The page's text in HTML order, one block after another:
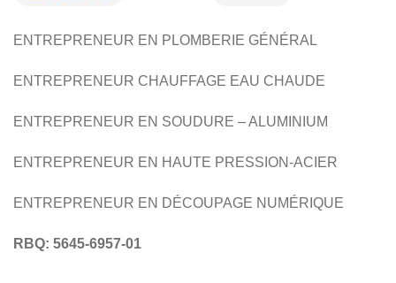
ACIER-STAINLESS-FABRICATION ESCALIER INTÉRIEUR
ALUMINIUM SOUDURE COMMERCIAL
ENTREPRENEUR EN PLOMBERIE GÉNÉRAL
ENTREPRENEUR CHAUFFAGE EAU CHAUDE
ENTREPRENEUR EN SOUDURE – ALUMINIUM
ENTREPRENEUR EN HAUTE PRESSION-ACIER
ENTREPRENEUR EN DÉCOUPAGE NUMÉRIQUE
RBQ: 5645-6957-01